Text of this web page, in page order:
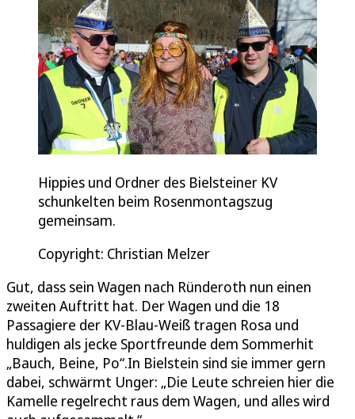
Hippies und Ordner des Bielsteiner KV
schunkelten beim Rosenmontagszug
gemeinsam.
Copyright: Christian Melzer
Gut, dass sein Wagen nach Ründeroth nun einen
zweiten Auftritt hat. Der Wagen und die 18
Passagiere der KV-Blau-Weiß tragen Rosa und
huldigen als jecke Sportfreunde dem Sommerhit
„Bauch, Beine, Po“.In Bielstein sind sie immer gern
dabei, schwärmt Unger: „Die Leute schreien hier die
Kamelle regelrecht raus dem Wagen, und alles wird